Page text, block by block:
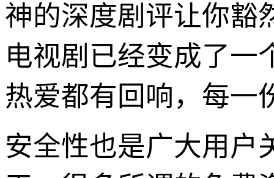
神的深度剧评让你豁
电视剧已经变成了一
热爱都有回响，每一
安全性也是广大用户